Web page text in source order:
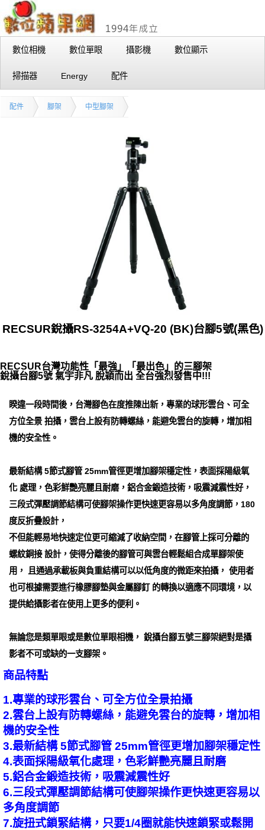
數位相機 數位單眼 攝影機 數位顯示
掃描器 Energy 配件
配件 腳架 中型腳架
RECSUR銳攝RS-3254A+VQ-20 (BK)台腳5號(黑色)
RECSUR台灣功能性「最強」「最出色」的三腳架
銳攝台腳5號 氣宇非凡 脫穎而出 全台強烈發售中!!!
睽違一段時間後，台灣腳色在度推陳出新，專業的球形雲台、可全
方位全景 拍攝，雲台上設有防轉螺絲，能避免雲台的旋轉，增加相
機的安全性。
最新結構 5節式腳管 25mm管徑更增加腳架穩定性，表面採陽級氧
化 處理，色彩鮮艷亮麗且耐磨，鋁合金鍛造技術，吸震減震性好，
三段式彈壓調節結構可使腳架操作更快速更容易以多角度調節，180
度反折疊設計，
不但能輕易地快速定位更可縮減了收納空間，在腳管上採可分離的
螺紋銅接 設計，使得分離後的腳管可與雲台輕鬆組合成單腳架使
用， 且通過承載板與負重結構可以以低角度的微距來拍攝， 使用者
也可根據需要進行橡膠腳墊與金屬腳釘 的轉換以適應不同環境，以
提供給攝影者在使用上更多的便利。
無論您是類單眼或是數位單眼相機， 銳攝台腳五號三腳架絕對是攝
影者不可或缺的一支腳架。
商品特點
1.專業的球形雲台、可全方位全景拍攝
2.雲台上設有防轉螺絲，能避免雲台的旋轉，增加相
機的安全性
3.最新結構 5節式腳管 25mm管徑更增加腳架穩定性
4.表面採陽級氧化處理，色彩鮮艷亮麗且耐磨
5.鋁合金鍛造技術，吸震減震性好
6.三段式彈壓調節結構可使腳架操作更快速更容易以
多角度調節
7.旋扭式鎖緊結構，只要1/4圈就能快速鎖緊或鬆開